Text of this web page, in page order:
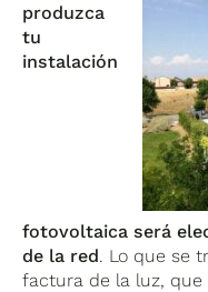
produzca
tu
instalación
fotovoltaica será
de la red. Lo que se
factura de la luz,